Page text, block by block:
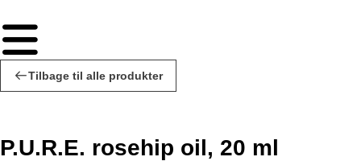
Tilbage til alle produkter
P.U.R.E. rosehip oil, 20 ml